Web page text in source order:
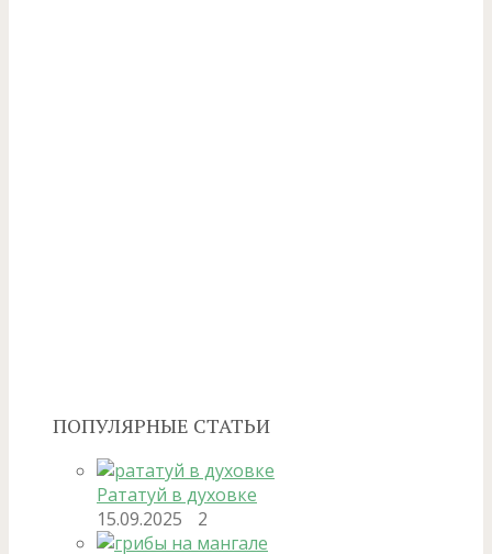
ПОПУЛЯРНЫЕ СТАТЬИ
Рататуй в духовке
15.09.2025
2